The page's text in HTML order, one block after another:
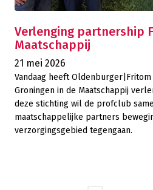
Verlenging partnership
Maatschappij
21 mei 2026
Vandaag heeft
Groningen in de Maatschappij
deze stichting wil de profclub
maatschappelijke partners
verzorgingsgebied tegengaan.